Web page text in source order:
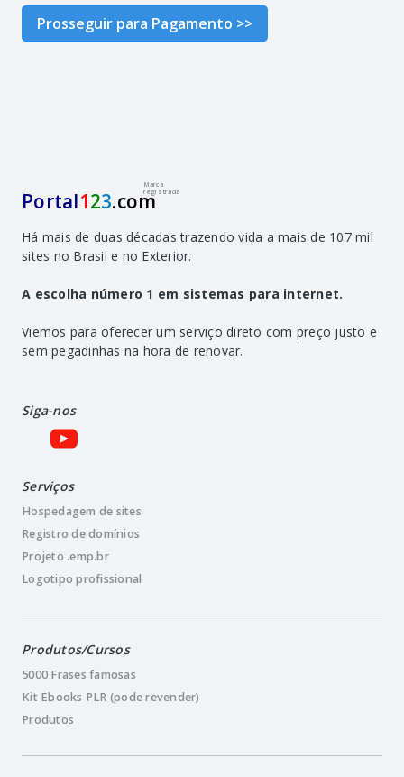
Prosseguir para Pagamento >>
Portal123.com
Marca
registrada
Há mais de duas décadas trazendo vida a mais de 107 mil
sites no Brasil e no Exterior.
A escolha número 1 em sistemas para internet.
Viemos para oferecer um serviço direto com preço justo e
sem pegadinhas na hora de renovar.
Siga-nos
Serviços
Hospedagem de sites
Registro de domínios
Projeto .emp.br
Logotipo profissional
Produtos/Cursos
5000 Frases famosas
Kit Ebooks PLR (pode revender)
Produtos